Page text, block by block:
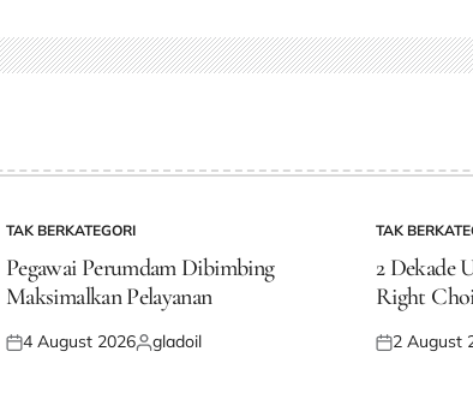
POSTED
IN
TAK BERKATEGORI
Pegawai Perumdam Dibimbing
Maksimalkan Pelayanan
Posted
4 August 2026Posted
gladoil
POSTED
TAK
2 Dekade
Right
Posted
2 August